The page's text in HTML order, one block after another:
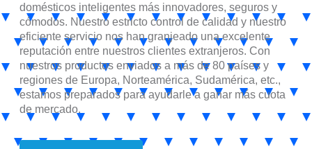
domésticos inteligentes más innovadores, seguros y
cómodos. Nuestro estricto control de calidad y nuestro
eficiente servicio nos han granjeado una excelente
reputación entre nuestros clientes extranjeros. Con
nuestros productos enviados a más de 80 países y
regiones de Europa, Norteamérica, Sudamérica, etc.,
estamos preparados para ayudarle a ganar más cuota
de mercado.